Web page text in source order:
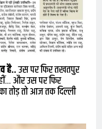
है..उस पर फिर तखतपुर
और उस पर फिर
तोड़ तो आज तक दिल्ली